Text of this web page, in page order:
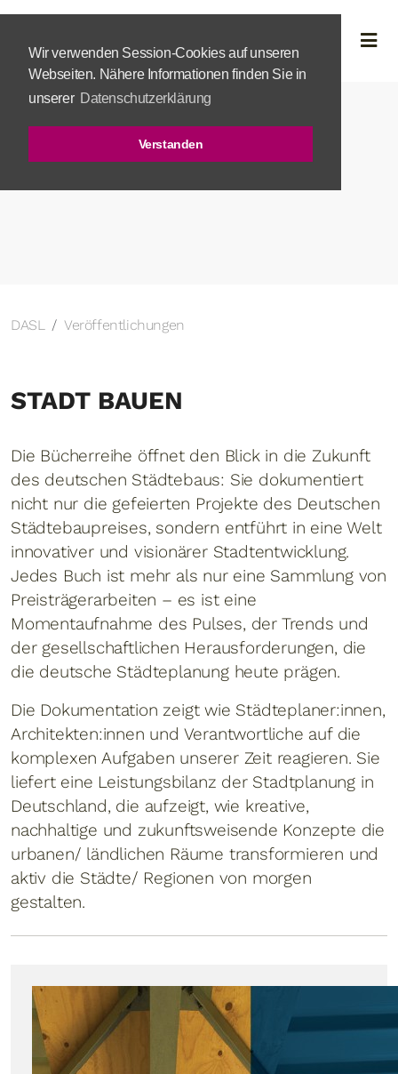
Wir verwenden Session-Cookies auf unseren
Webseiten. Nähere Informationen finden Sie in
unserer Datenschutzerklärung
Verstanden
DASL Veröffentlichungen
STADT BAUEN
Die Bücherreihe öffnet den Blick in die Zukunft
des deutschen Städtebaus: Sie dokumentiert
nicht nur die gefeierten Projekte des Deutschen
Städtebaupreises, sondern entführt in eine Welt
innovativer und visionärer Stadtentwicklung.
Jedes Buch ist mehr als nur eine Sammlung von
Preisträgerarbeiten – es ist eine
Momentaufnahme des Pulses, der Trends und
der gesellschaftlichen Herausforderungen, die
die deutsche Städteplanung heute prägen.
Die Dokumentation zeigt wie Städteplaner:innen,
Architekten:innen und Verantwortliche auf die
komplexen Aufgaben unserer Zeit reagieren. Sie
liefert eine Leistungsbilanz der Stadtplanung in
Deutschland, die aufzeigt, wie kreative,
nachhaltige und zukunftsweisende Konzepte die
urbanen/ ländlichen Räume transformieren und
aktiv die Städte/ Regionen von morgen
gestalten.